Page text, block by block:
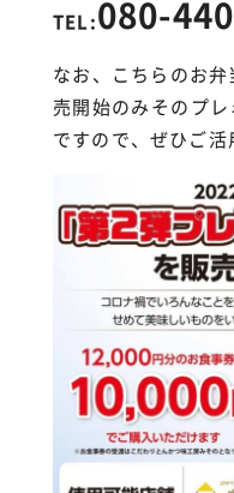
TEL:080-
なお、こちらのお
売開始のみそのプ
ですので、ぜひご活